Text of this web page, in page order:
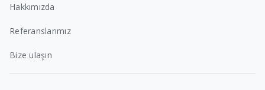
Hakkımızda
Referanslarımız
Bize ulaşın